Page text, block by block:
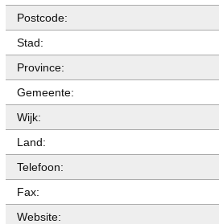
Postcode:
Stad:
Province:
Gemeente:
Wijk:
Land:
Telefoon:
Fax:
Website: